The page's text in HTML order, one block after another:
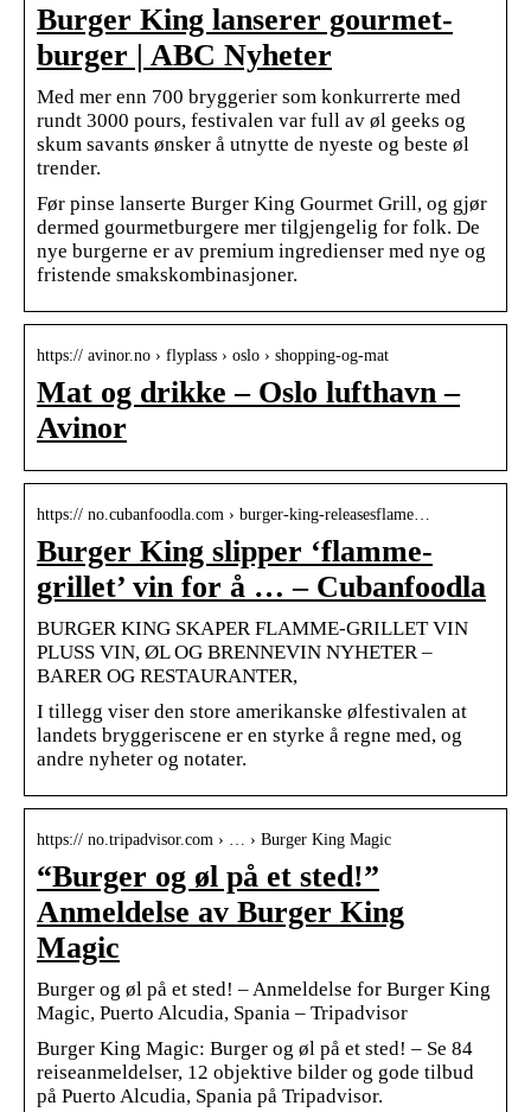
Burger King lanserer gourmet-
burger | ABC Nyheter
Med mer enn 700 bryggerier som konkurrerte med
rundt 3000 pours, festivalen var full av øl geeks og
skum savants ønsker å utnytte de nyeste og beste øl
trender.
Før pinse lanserte Burger King Gourmet Grill, og gjør
dermed gourmetburgere mer tilgjengelig for folk. De
nye burgerne er av premium ingredienser med nye og
fristende smakskombinasjoner.
https:// avinor.no › flyplass › oslo › shopping-og-mat
Mat og drikke – Oslo lufthavn –
Avinor
https:// no.cubanfoodla.com › burger-king-releasesflame…
Burger King slipper ‘flamme-
grillet’ vin for å … – Cubanfoodla
BURGER KING SKAPER FLAMME-GRILLET VIN
PLUSS VIN, ØL OG BRENNEVIN NYHETER –
BARER OG RESTAURANTER,
I tillegg viser den store amerikanske ølfestivalen at
landets bryggeriscene er en styrke å regne med, og
andre nyheter og notater.
https:// no.tripadvisor.com › … › Burger King Magic
“Burger og øl på et sted!”
Anmeldelse av Burger King
Magic
Burger og øl på et sted! – Anmeldelse for Burger King
Magic, Puerto Alcudia, Spania – Tripadvisor
Burger King Magic: Burger og øl på et sted! – Se 84
reiseanmeldelser, 12 objektive bilder og gode tilbud
på Puerto Alcudia, Spania på Tripadvisor.